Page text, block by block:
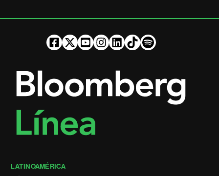
LATINOAMÉRICA